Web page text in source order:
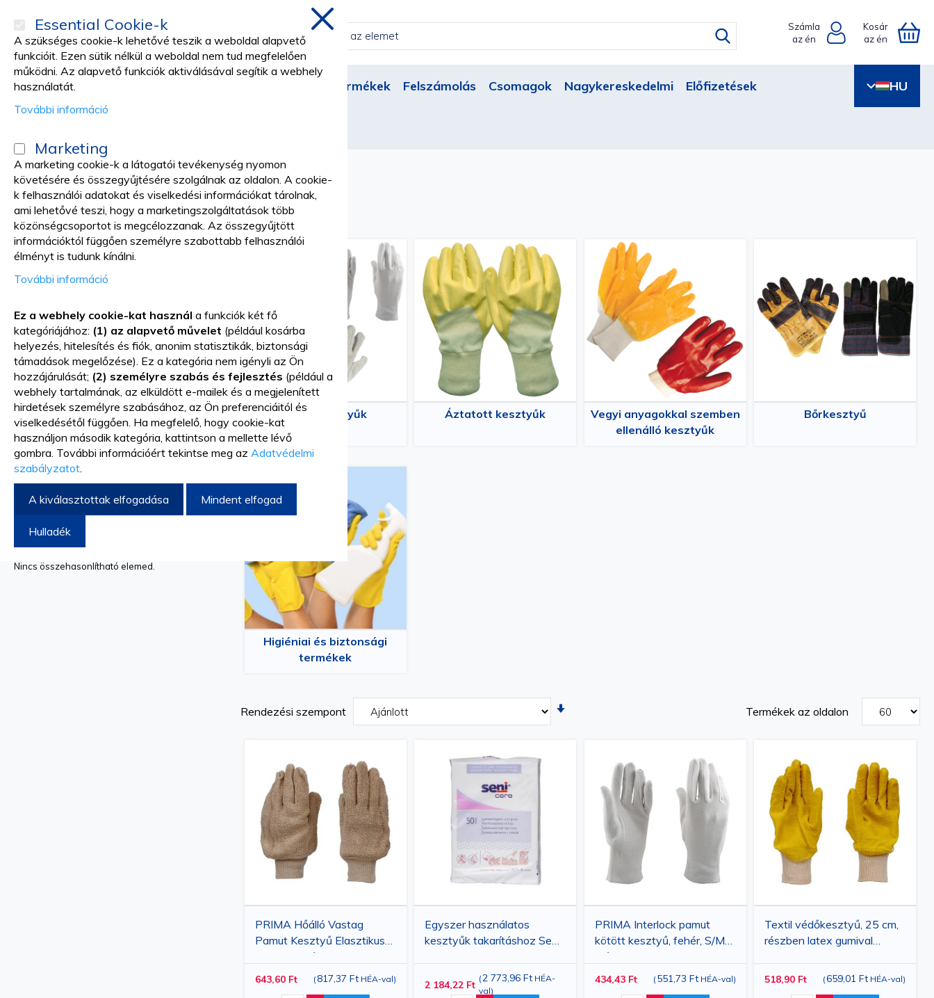
Számla
az én
HU
Kosár
az én
TERMÉKEK Új termékek Felszámolás Csomagok Nagykereskedelmi Előfizetések
Otthon Higiénia és biztonság Védőkesztyűk
Védőkesztyűk
Szőtt kesztyűk Áztatott kesztyűk
Vegyi anyagokkal szemben
ellenálló kesztyűk
Bőrkesztyű
Higiéniai és biztonsági
termékek
Rendezési szempont Termékek az oldalon
PRIMA Hőálló Vastag
Pamut Kesztyű Elasztikus
Mandzsettával, 25 cm
643,60 Ft (817,37 Ft HÉA-val)
Egyszer használatos
kesztyűk takarításhoz Seni
2 184,22 Ft (2 773,96 Ft HÉA-
val)
PRIMA Interlock pamut
kötött kesztyű, fehér, S/M/L
méretek
434,43 Ft ( 551,73 Ft HÉA-val)
Textil védőkesztyű, 25 cm,
részben latex gumival
518,90 Ft (659,01 Ft HÉA-val)
VÁSÁRLÁS SZEMPONTJA
Szőtt kesztyűk
Vegyi anyagokkal szemben ellenálló
kesztyűk
Bőrkesztyű
Higiéniai és biztonsági termékek
Méret
M
L
TERMÉKEK
ÖSSZEHASONLÍTÁSA
Nincs összehasonlítható elemed.
Bezárás
Essential Cookie-k
A szükséges cookie-k lehetővé teszik a weboldal alapvető
funkcióit. Ezen sütik nélkül a weboldal nem tud megfelelően
működni. Az alapvető funkciók aktiválásával segítik a webhely
használatát.
További információ
Marketing
A marketing cookie-k a látogatói tevékenység nyomon
követésére és összegyűjtésére szolgálnak az oldalon. A cookie-
k felhasználói adatokat és viselkedési információkat tárolnak,
ami lehetővé teszi, hogy a marketingszolgáltatások több
közönségcsoportot is megcélozzanak. Az összegyűjtött
információktól függően személyre szabottabb felhasználói
élményt is tudunk kínálni.
További információ
Ez a webhely cookie-kat használ a funkciók két fő
kategóriájához: (1) az alapvető művelet (például kosárba
helyezés, hitelesítés és fiók, anonim statisztikák, biztonsági
támadások megelőzése). Ez a kategória nem igényli az Ön
hozzájárulását; (2) személyre szabás és fejlesztés (például a
webhely tartalmának, az elküldött e-mailek és a megjelenített
hirdetések személyre szabásához, az Ön preferenciáitól és
viselkedésétől függően. Ha megfelelő, hogy cookie-kat
használjon második kategória, kattintson a mellette lévő
gombra. További információért tekintse meg az Adatvédelmi
szabályzatot.
A kiválasztottak elfogadása Mindent elfogad
Hulladék